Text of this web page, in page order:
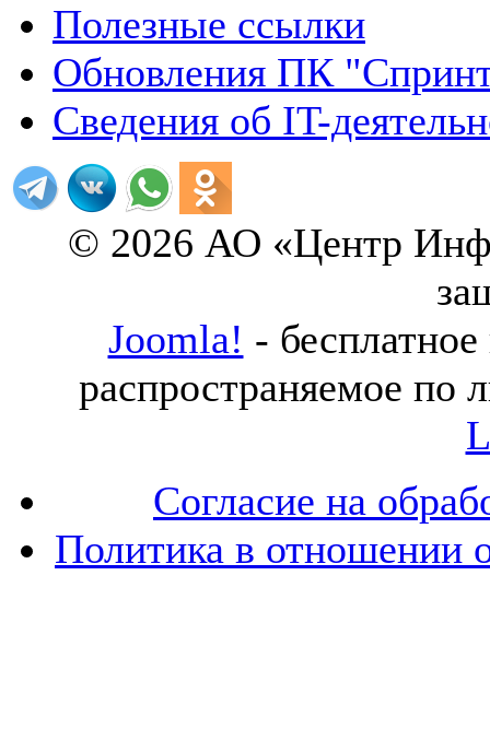
Полезные ссылки
Обновления ПК
Сведения об IT-
© 2026 АО «Центр
Joomla! -
распространяемое по
Согласие на
Политика в отношении